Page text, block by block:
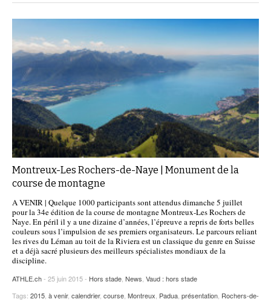
Montreux-Les Rochers-de-Naye | Monument de la
course de montagne
A VENIR | Quelque 1000 participants sont attendus dimanche 5 juillet
pour la 34e édition de la course de montagne Montreux-Les Rochers de
Naye. En péril il y a une dizaine d’années, l’épreuve a repris de forts belles
couleurs sous l’impulsion de ses premiers organisateurs. Le parcours reliant
les rives du Léman au toit de la Riviera est un classique du genre en Suisse
et a déjà sacré plusieurs des meilleurs spécialistes mondiaux de la
discipline.
ATHLE.ch- 25 juin 2015 - Hors stade, News, Vaud : hors stade
Tags: 2015, à venir, calendrier, course, Montreux, Padua, présentation, Rochers-de-